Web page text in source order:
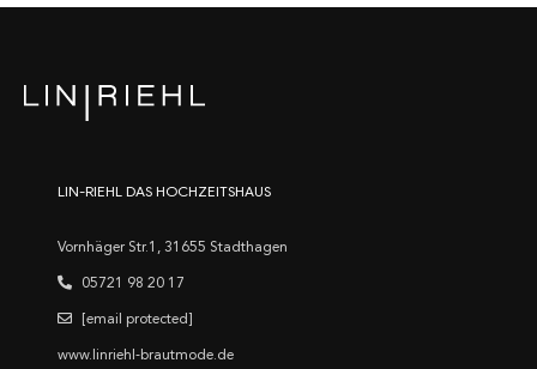
LIN-RIEHL DAS HOCHZEITSHAUS
Vornhäger Str.1, 31655 Stadthagen
05721 98 20 17
[email protected]
www.linriehl-brautmode.de